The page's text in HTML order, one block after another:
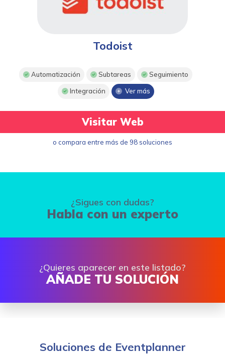
Todoist
Automatización Subtareas Seguimiento
Integración Ver más
Visitar Web
o compara entre más de 98 soluciones
¿Sigues con dudas?
Habla con un experto
¿Quieres aparecer en este listado?
AÑADE TU SOLUCIÓN
Soluciones de Eventplanner